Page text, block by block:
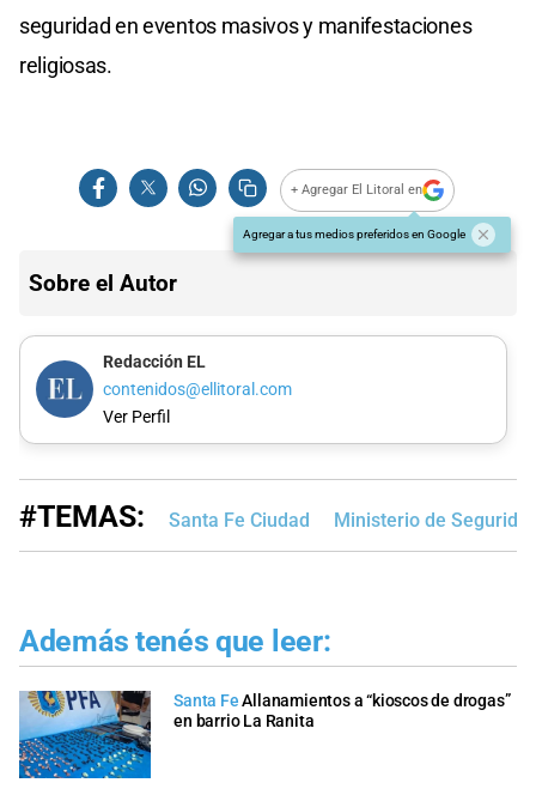
seguridad en eventos masivos y manifestaciones
religiosas.
+ Agregar El Litoral en
Agregar a tus medios preferidos en Google
Sobre el Autor
Redacción EL
contenidos@ellitoral.com
Ver Perfil
#TEMAS: Santa Fe Ciudad Ministerio de
Además tenés que leer:
Santa Fe Allanamientos a “kioscos de drogas”
en barrio La Ranita